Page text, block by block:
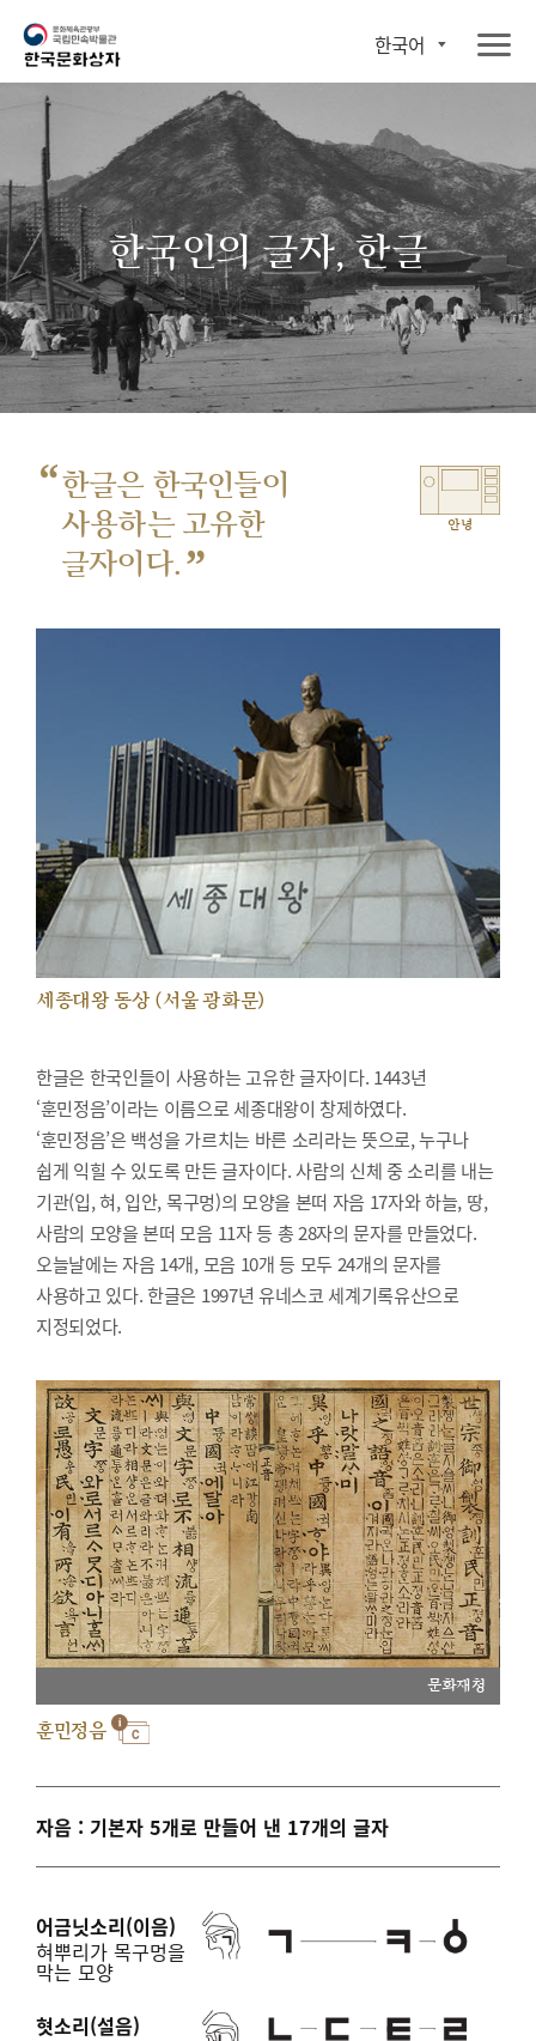
한국어
한국인의 글자, 한글
“한글은 한국인들이
사용하는 고유한
글자이다. ”
안녕
세종대왕 동상 (서울 광화문)
한글은 한국인들이 사용하는 고유한 글자이다. 1443년
‘훈민정음’이라는 이름으로 세종대왕이 창제하였다.
‘훈민정음’은 백성을 가르치는 바른 소리라는 뜻으로, 누구나
쉽게 익힐 수 있도록 만든 글자이다. 사람의 신체 중 소리를 내는
기관(입, 혀, 입안, 목구멍)의 모양을 본떠 자음 17자와 하늘, 땅,
사람의 모양을 본떠 모음 11자 등 총 28자의 문자를 만들었다.
오늘날에는 자음 14개, 모음 10개 등 모두 24개의 문자를
사용하고 있다. 한글은 1997년 유네스코 세계기록유산으로
지정되었다.
문화재청
훈민정음
자음 : 기본자 5개로 만들어 낸 17개의 글자
어금닛소리(이음)
혀뿌리가 목구멍을
막는 모양
혓소리(설음)